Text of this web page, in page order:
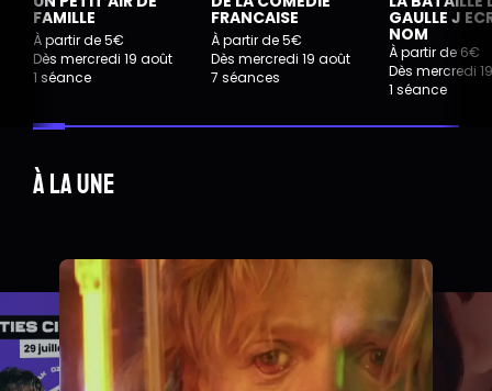
FAMILLE
À partir de 5€
Dès mercredi 19 août
1 séance
FRANCAISE
À partir de 5€
Dès mercredi 19 août
7 séances
GAULLE J
NOM
À partir de 6€
Dès mercredi
1 séance
À la une